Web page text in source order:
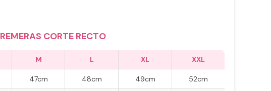
REMERAS CORTE RECTO
M L XL XXL
47cm 48cm 49cm 52cm